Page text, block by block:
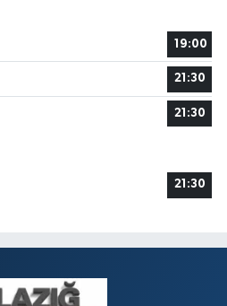
19:00
21:30
21:30
21:30